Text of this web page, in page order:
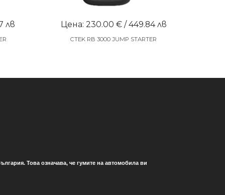
лв Цена: 230.00 € / 449.84 лв
CTEK RB 3000 JUMP STARTER
Това означава, че гумите на автомобила ви